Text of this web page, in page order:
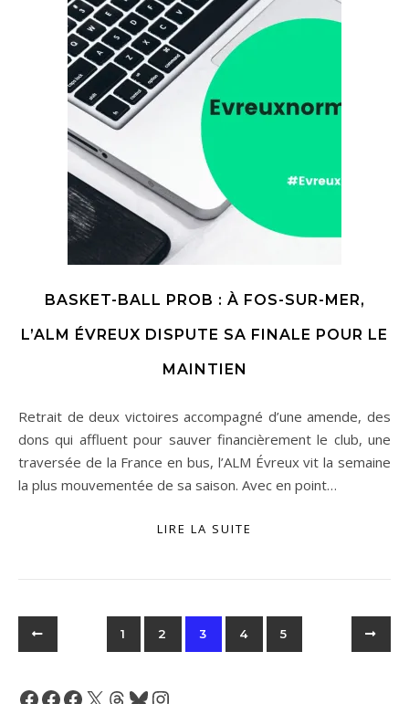
BASKET-BALL PROB : À FOS-SUR-MER,
L’ALM ÉVREUX DISPUTE SA FINALE POUR LE
MAINTIEN
Retrait de deux victoires accompagné d’une amende, des
dons qui affluent pour sauver financièrement le club, une
traversée de la France en bus, l’ALM Évreux vit la semaine
la plus mouvementée de sa saison. Avec en point…
LIRE LA SUITE
1 2 3 4 5
Facebook
Facebook
Facebook
X Threads
BlueskyInstagram